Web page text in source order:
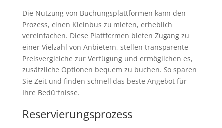
Die Nutzung von Buchungsplattformen kann den
Prozess, einen Kleinbus zu mieten, erheblich
vereinfachen. Diese Plattformen bieten Zugang zu
einer Vielzahl von Anbietern, stellen transparente
Preisvergleiche zur Verfügung und ermöglichen es,
zusätzliche Optionen bequem zu buchen. So sparen
Sie Zeit und finden schnell das beste Angebot für
Ihre Bedürfnisse.
Reservierungsprozess